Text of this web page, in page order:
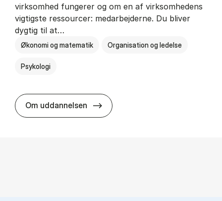
virksomhed fungerer og om en af virksomhedens
vigtigste ressourcer: medarbejderne. Du bliver
dygtig til at…
Økonomi og matematik Organisation og ledelse
Psykologi
Om uddannelsen HA(psyk.) - erhvervs­økonomi og